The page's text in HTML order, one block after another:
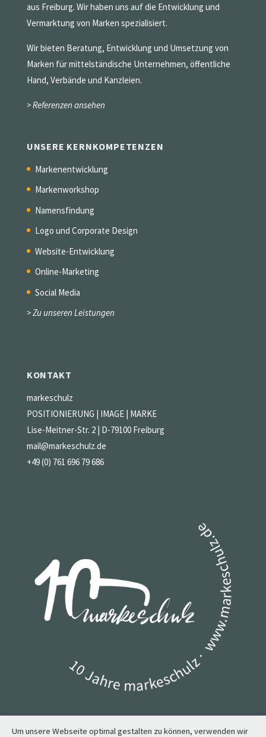
aus Freiburg. Wir haben uns auf die Entwicklung und
Vermarktung von Marken spezialisiert.
Wir bieten Beratung, Entwicklung und Umsetzung von
Marken für mittelständische Unternehmen, öffentliche
Hand, Verbände und Kanzleien.
> Referenzen ansehen
UNSERE KERNKOMPETENZEN
Markenentwicklung
Markenworkshop
Namensfindung
Logo und Corporate Design
Website-Entwicklung
Online-Marketing
Social Media
> Zu unseren Leistungen
KONTAKT
markeschulz
POSITIONIERUNG | IMAGE | MARKE
Lise-Meitner-Str. 2 | D-79100 Freiburg
mail@markeschulz.de
+49 (0) 761 696 79 686
Um unsere Webseite optimal gestalten zu können, verwenden wir